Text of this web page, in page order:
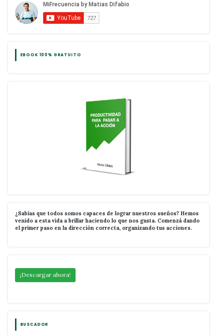
EBOOK 100% GRATUITO
¿Sabías que todos somos capaces de lograr nuestros sueños? Hemos
venido a esta vida a brillar haciendo lo que nos gusta. Comenzá dando
el primer paso en la dirección correcta, organizando tus acciones.
¡Descargar ahora!
BUSCADOR